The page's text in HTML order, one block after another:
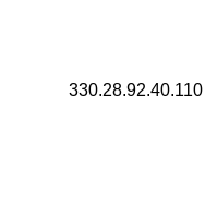
330.28.92.40.110